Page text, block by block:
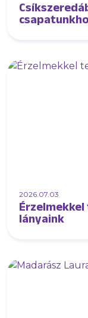
2026.07.03
Érzelmekkel
lányaink